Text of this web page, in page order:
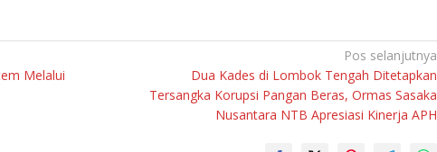
Melalui
Pos selanjutnya
Dua Kades di Lombok Tengah Ditetapkan
Tersangka Korupsi Pangan Beras, Ormas Sasaka
Nusantara NTB Apresiasi Kinerja APH